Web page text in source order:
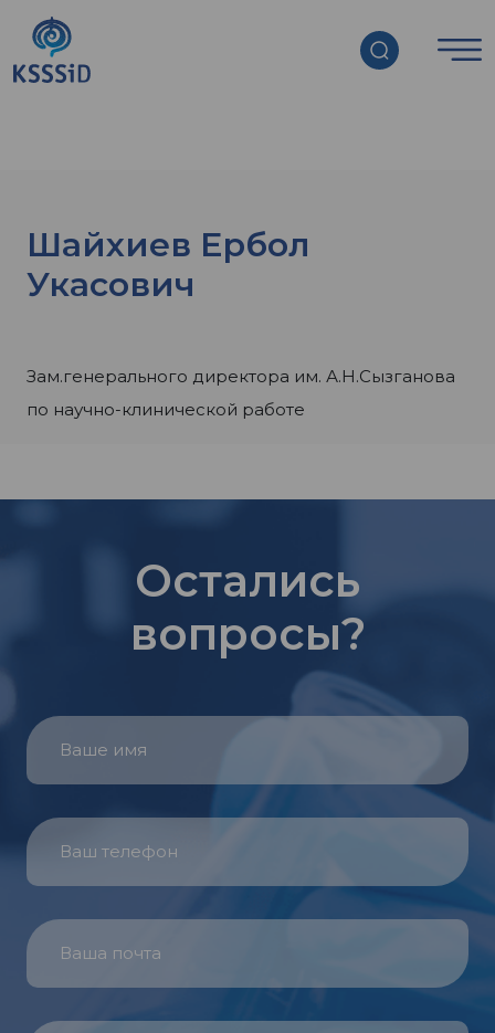
Главная страница
команда
Шайхиев Ербол
Укасович
Зам.генерального директора им. А.Н.Сызганова
по научно-клинической работе
Остались
вопросы?